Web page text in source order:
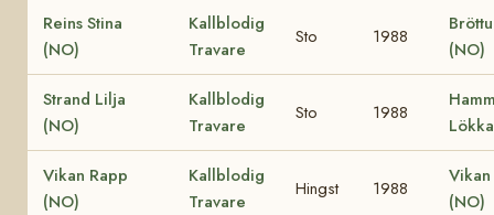
Reins Stina
(NO)
Kallblodig
Travare
Sto 1988
(NO)
Strand Lilja
(NO)
Kallblodig
Travare
Sto 1988
Vikan Rapp
(NO)
Kallblodig
Travare
Hingst 1988
(NO)